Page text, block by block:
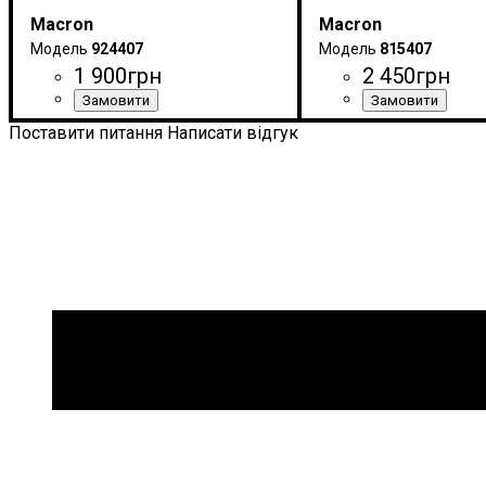
Macron
924407
1 900грн
Виробник: Macron
Колір: Темно-синій
Macron
815407
2 450грн
Виробник: Macron
Колір: Темно-синій
Поставити питання Написати відгук